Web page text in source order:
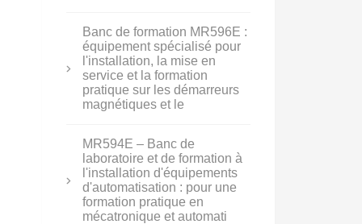
Banc de formation MR596E :
équipement spécialisé pour
l'installation, la mise en
service et la formation
pratique sur les démarreurs
magnétiques et le
MR594E – Banc de
laboratoire et de formation à
l'installation d'équipements
d'automatisation : pour une
formation pratique en
mécatronique et automati